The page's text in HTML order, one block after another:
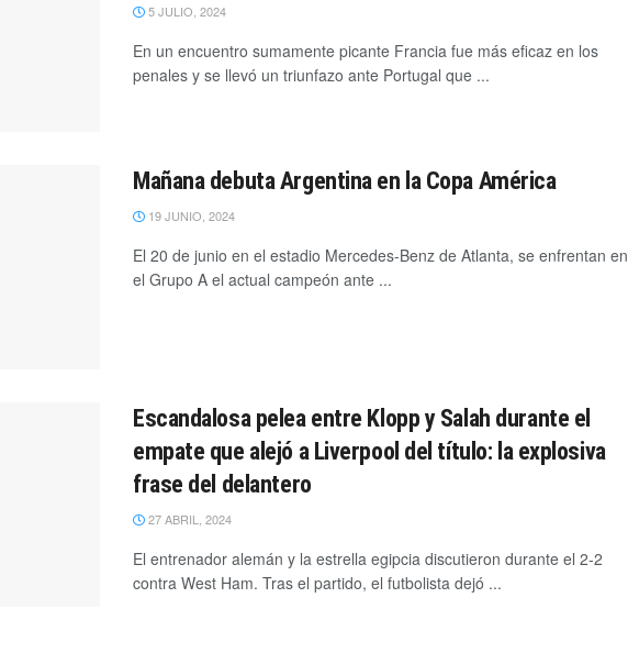
5 JULIO, 2024
En un encuentro sumamente picante Francia fue más eficaz en los
penales y se llevó un triunfazo ante Portugal que ...
Mañana debuta Argentina en la Copa América
19 JUNIO, 2024
El 20 de junio en el estadio Mercedes-Benz de Atlanta, se enfrentan en
el Grupo A el actual campeón ante ...
Escandalosa pelea entre Klopp y Salah durante el
empate que alejó a Liverpool del título: la explosiva
frase del delantero
27 ABRIL, 2024
El entrenador alemán y la estrella egipcia discutieron durante el 2-2
contra West Ham. Tras el partido, el futbolista dejó ...